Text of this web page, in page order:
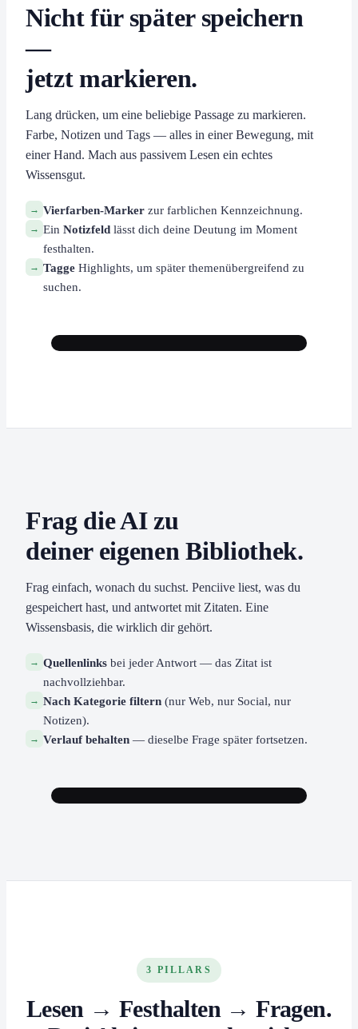
Nicht für später speichern
—
jetzt markieren.
Lang drücken, um eine beliebige Passage zu markieren.
Farbe, Notizen und Tags — alles in einer Bewegung, mit
einer Hand. Mach aus passivem Lesen ein echtes
Wissensgut.
→ Vierfarben-Marker zur farblichen Kennzeichnung.
→ Ein Notizfeld lässt dich deine Deutung im Moment
festhalten.
→ Tagge Highlights, um später themenübergreifend zu
suchen.
Frag die AI zu
deiner eigenen Bibliothek.
Frag einfach, wonach du suchst. Penciive liest, was du
gespeichert hast, und antwortet mit Zitaten. Eine
Wissensbasis, die wirklich dir gehört.
→ Quellenlinks bei jeder Antwort — das Zitat ist
nachvollziehbar.
→ Nach Kategorie filtern (nur Web, nur Social, nur
Notizen).
→ Verlauf behalten — dieselbe Frage später fortsetzen.
3 PILLARS
Lesen → Festhalten → Fragen.